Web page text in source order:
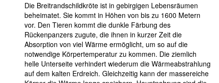
Die Breitrandschildkröte ist in gebirgigen Lebensräumen
beheimatet. Sie kommt in Höhen von bis zu 1600 Metern
vor. Den Tieren kommt die dunkle Färbung des
Rückenpanzers zugute, die ihnen in kurzer Zeit die
Absorption von viel Wärme ermöglicht, um so auf die
notwendige Körpertemperatur zu kommen. Die ziemlich
helle Unterseite verhindert wiederum die Wärmeabstrahlung
auf dem kalten Erdreich. Gleichzeitig kann der massereiche